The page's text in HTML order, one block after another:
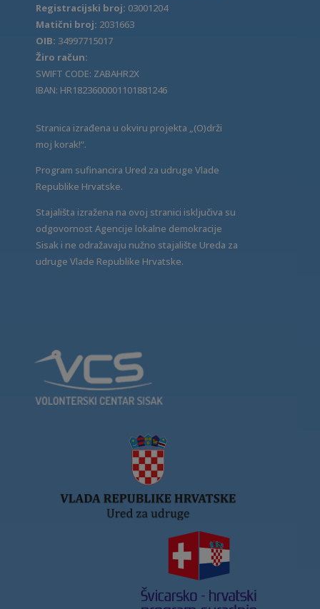
Registracijski broj: 03001204
Matični broj: 2031663
OIB: 34997715017
Žiro račun:
SWIFT CODE: ZABAHR2X
IBAN: HR1823600001101881246
Stranica izrađena u okviru projekta „(O)drži
moj korak!“.
Program sufinancira Ured za udruge Vlade
Republike Hrvatske.
Stajališta izražena na ovoj stranici isključiva su
odgovornost Agencije lokalne demokracije
Sisak i ne odražavaju nužno stajalište Ureda za
udruge Vlade Republike Hrvatske.